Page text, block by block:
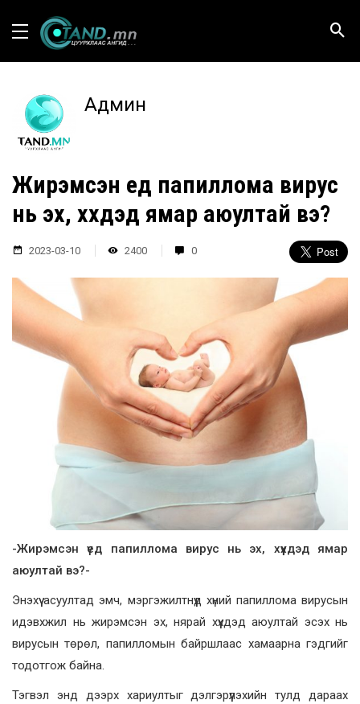
Админ
Жирэмсэн үед папиллома вирус
нь эх, хүүхдэд ямар аюултай вэ?
2023-03-10 2400 0
-Жирэмсэн үед папиллома вирус нь эх, хүүхдэд ямар
аюултай вэ?-
Энэхүү асуултад эмч, мэргэжилтнүүд хүний папиллома вирусын
идэвхжил нь жирэмсэн эх, нярай хүүхдэд аюултай эсэх нь
вирусын төрөл, папилломын байршлаас хамаарна гэдгийг
тодотгож байна.
Тэгвэл энд дээрх хариултыг дэлгэрүүлэхийн тулд дараах